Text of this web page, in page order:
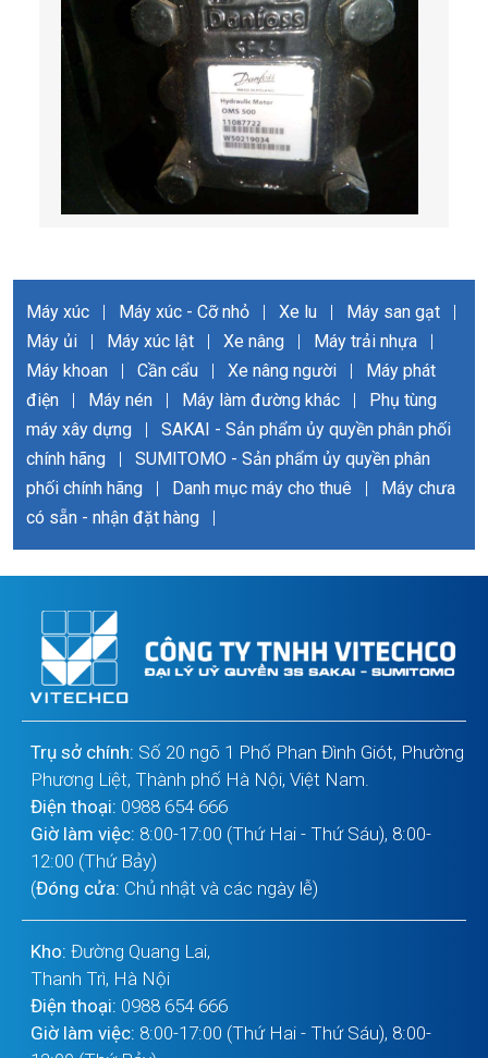
Máy xúc | Máy xúc - Cỡ nhỏ | Xe lu | Máy san gạt
|
Máy ủi
| Máy xúc lật | Xe nâng | Máy trải nhựa
|
Máy khoan
| Cần cẩu | Xe nâng người |
Máy phát
điện
| Máy nén | Máy làm đường khác |
Phụ tùng
máy xây dựng
|
SAKAI - Sản phẩm ủy quyền phân phối
chính hãng
|
SUMITOMO - Sản phẩm ủy quyền phân
phối chính hãng
| Danh mục máy cho thuê |
Máy chưa
có sẵn - nhận đặt hàng
|
Trụ sở chính: Số 20 ngõ 1 Phố Phan Đình Giót, Phường
Phương Liệt, Thành phố Hà Nội, Việt Nam.
Điện thoại: 0988 654 666
Giờ làm việc: 8:00-17:00 (Thứ Hai - Thứ Sáu), 8:00-
12:00 (Thứ Bảy)
(Đóng cửa: Chủ nhật và các ngày lễ)
Kho: Đường Quang Lai,
Thanh Trì, Hà Nội
Điện thoại: 0988 654 666
Giờ làm việc: 8:00-17:00 (Thứ Hai - Thứ Sáu), 8:00-